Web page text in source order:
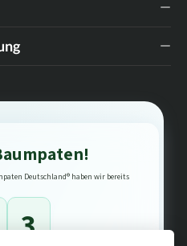
Deutschland® haben wir bereits
3